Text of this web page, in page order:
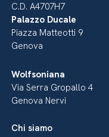
C.D. A4707H7
Palazzo Ducale
Piazza Matteotti 9
Genova
Wolfsoniana
Via Serra Gropallo 4
Genova Nervi
Chi siamo